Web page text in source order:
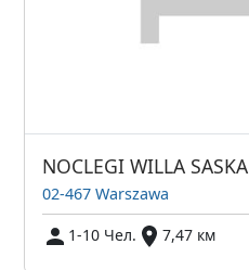
NOCLEGI WILLA SASKA
02-467 Warszawa
1-10 Чел.
7,47 км